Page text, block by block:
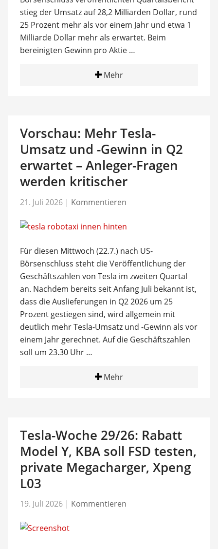
stieg der Umsatz auf 28,2 Milliarden Dollar, rund
25 Prozent mehr als vor einem Jahr und etwa 1
Milliarde Dollar mehr als erwartet. Beim
bereinigten Gewinn pro Aktie …
Mehr
Vorschau: Mehr Tesla-
Umsatz und -Gewinn in Q2
erwartet – Anleger-Fragen
werden kritischer
21. Juli 2026 | Kommentieren
Für diesen Mittwoch (22.7.) nach US-
Börsenschluss steht die Veröffentlichung der
Geschäftszahlen von Tesla im zweiten Quartal
an. Nachdem bereits seit Anfang Juli bekannt ist,
dass die Auslieferungen in Q2 2026 um 25
Prozent gestiegen sind, wird allgemein mit
deutlich mehr Tesla-Umsatz und -Gewinn als vor
einem Jahr gerechnet. Auf die Geschäftszahlen
soll um 23.30 Uhr …
Mehr
Tesla-Woche 29/26: Rabatt
Model Y, KBA soll FSD testen,
private Megacharger, Xpeng
L03
19. Juli 2026 | Kommentieren